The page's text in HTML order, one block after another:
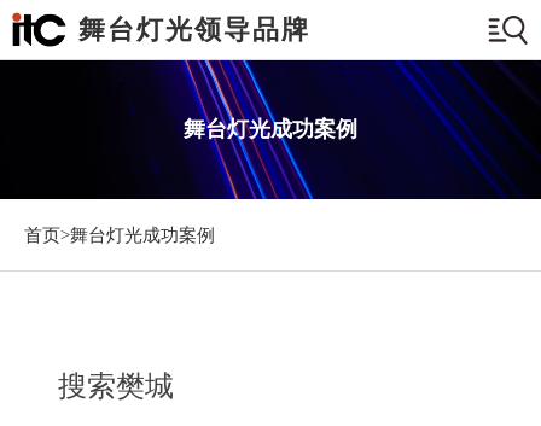
舞台灯光领导品牌
舞台灯光成功案例
首页>舞台灯光成功案例
搜索樊城